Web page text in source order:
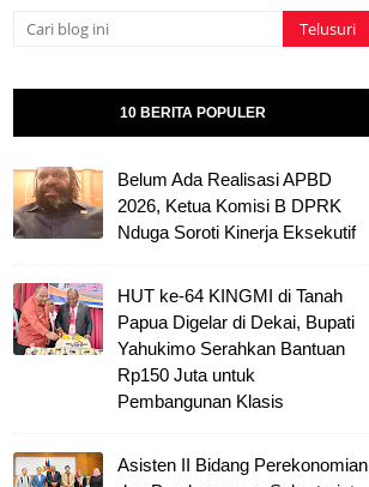
10 BERITA POPULER
Belum Ada Realisasi APBD
2026, Ketua Komisi B DPRK
Nduga Soroti Kinerja Eksekutif
HUT ke-64 KINGMI di Tanah
Papua Digelar di Dekai, Bupati
Yahukimo Serahkan Bantuan
Rp150 Juta untuk
Pembangunan Klasis
Asisten II Bidang Perekonomian